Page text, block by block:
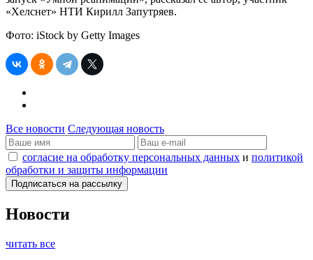
«Хелснет» НТИ Кирилл Запутряев.
Фото: iStock by Getty Images
Все новости Следующая новость
согласие на обработку персональных данных и политикой
обработки и защиты информации
Новости
читать все